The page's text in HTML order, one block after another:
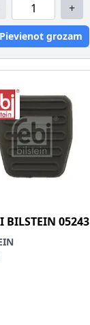
+
Pievienot grozam
BILSTEIN 05243